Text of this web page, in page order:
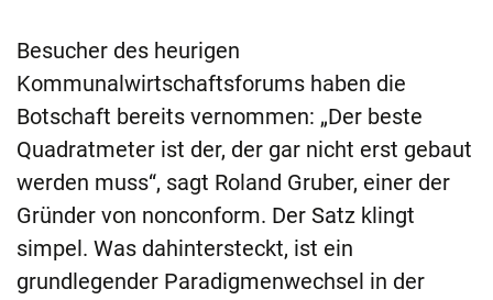
Besucher des heurigen
Kommunalwirtschaftsforums haben die
Botschaft bereits vernommen: „Der beste
Quadratmeter ist der, der gar nicht erst gebaut
werden muss“, sagt Roland Gruber, einer der
Gründer von nonconform. Der Satz klingt
simpel. Was dahintersteckt, ist ein
grundlegender Paradigmenwechsel in der